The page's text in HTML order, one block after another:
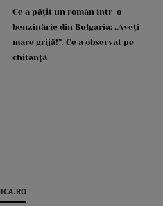
Ce a pățit un român într-o
benzinărie din Bulgaria: „Aveți
mare grijă!”. Ce a observat pe
chitanță